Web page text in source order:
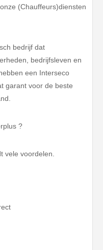
(Chauffeurs)diensten
bedrijf dat
bedrijfsleven en
een Interseco
garant voor de beste
Driverplus ?
vele voordelen.